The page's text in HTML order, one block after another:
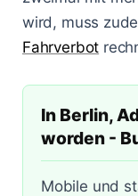
Punkte in
§ 315 StGB
§ 55 OWiG
§ 67 OWiG
Lasermessungen
Änderungen
A3 - Solingen
Bremen -
Hamburg -
wird, muss
Fahrverbot
In Berlin,
worden -
Mobile und